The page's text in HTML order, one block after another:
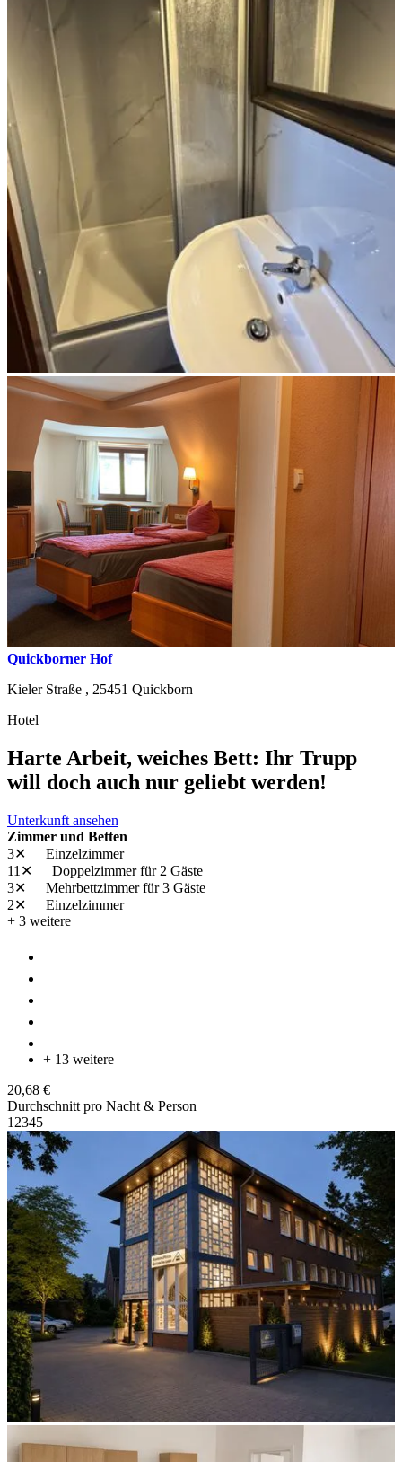
Quickborner Hof
Kieler Straße , 25451 Quickborn
Hotel
Harte Arbeit, weiches Bett: Ihr Trupp
will doch auch nur geliebt werden!
Unterkunft ansehen
Zimmer und Betten
3✕
Einzelzimmer
11✕
Doppelzimmerfür 2 Gäste
3✕
Mehrbettzimmerfür 3 Gäste
2✕
Einzelzimmer
+ 3 weitere
+ 13 weitere
20,68 €
Durchschnitt pro Nacht & Person
1 2345